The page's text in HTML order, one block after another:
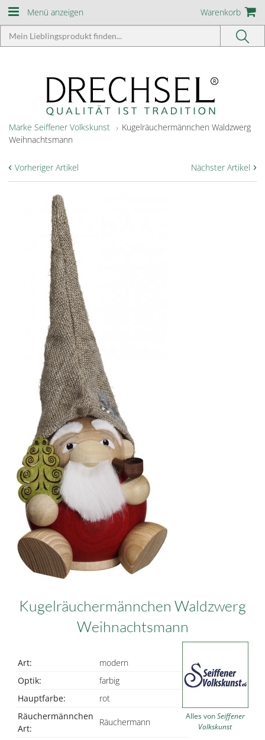
Menü anzeigen Warenkorb
Marke Seiffener Volkskunst
Kugelräuchermännchen Waldzwerg
Weihnachtsmann
Nächster Artikel ›
‹ Vorheriger Artikel
Kugelräuchermännchen Waldzwerg
Weihnachtsmann
Art:
modern
Optik:
farbig
Hauptfarbe:
rot
Räuchermännchen
Art:
Räuchermann
Alles vonSeiffener
Volkskunst